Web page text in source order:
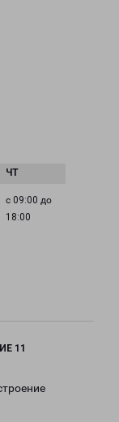
с 09:00 до
18:00
11